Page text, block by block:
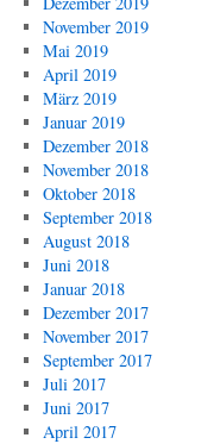
November 2019
Mai 2019
April 2019
März 2019
Januar 2019
Dezember 2018
November 2018
Oktober 2018
September 2018
August 2018
Juni 2018
Januar 2018
Dezember 2017
November 2017
September 2017
Juli 2017
Juni 2017
April 2017